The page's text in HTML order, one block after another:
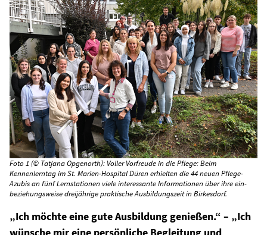
Foto 1 (© Tatjana Opgenorth): Voller Vorfreude in die Pflege: Beim
Kennenlerntag im St. Marien-Hospital Düren erhielten die 44 neuen Pflege-
Azubis an fünf Lernstationen viele interessante Informationen über ihre ein-
beziehungsweise dreijährige praktische Ausbildungszeit in Birkesdorf.
„Ich möchte eine gute Ausbildung genießen.“ – „Ich